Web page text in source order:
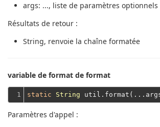
args: ..., liste de paramètres optionnels
Résultats de retour :
String, renvoie la chaîne formatée
variable de format de format
1 static String
Paramètres d'appel :